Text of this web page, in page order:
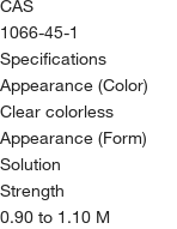
CAS
1066-45-1
Specifications
Appearance (Color)
Clear colorless
Appearance (Form)
Solution
Strength
0.90 to 1.10 M